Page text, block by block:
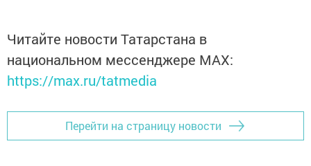
Читайте новости Татарстана в
национальном мессенджере MАХ:
https://max.ru/tatmedia
Перейти на страницу новости